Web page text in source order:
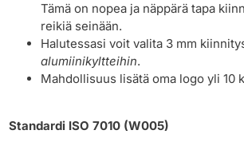
Tämä on nopea ja näppärä tapa
reikiä seinään.
Halutessasi voit valita 3 mm
alumiinikyltteihin.
Mahdollisuus lisätä oma logo yli 10
Standardi ISO 7010 (W005)